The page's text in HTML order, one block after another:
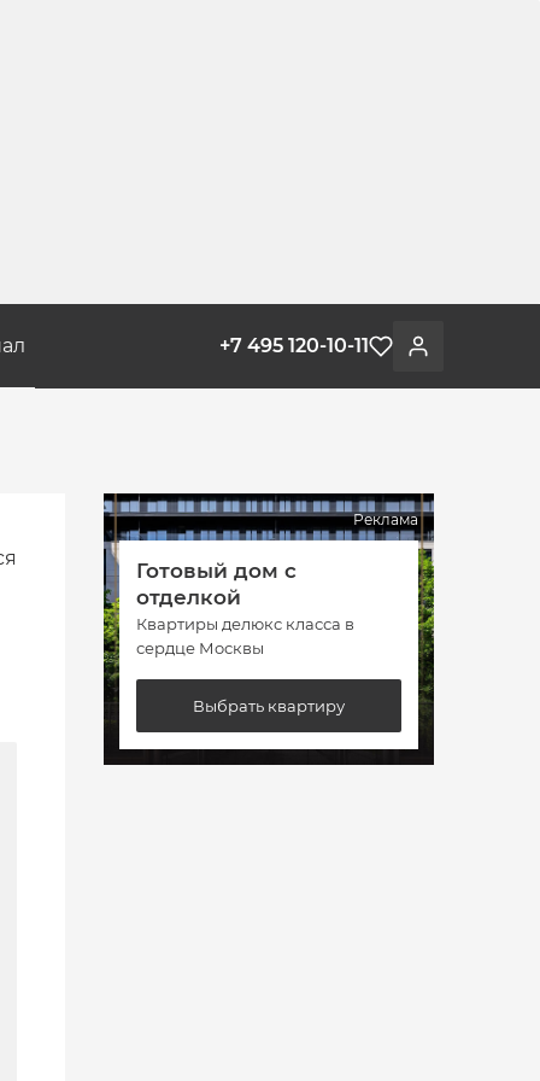
Войти
Избранное
+7 495 120-10-11
Реклама
Готовый дом с
отделкой
Квартиры делюкс класса в
сердце Москвы
Выбрать квартиру